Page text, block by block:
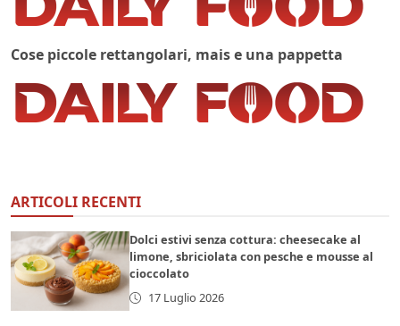
Cose piccole rettangolari, mais e una pappetta
ARTICOLI RECENTI
Dolci estivi senza cottura: cheesecake al
limone, sbriciolata con pesche e mousse al
cioccolato
17 Luglio 2026